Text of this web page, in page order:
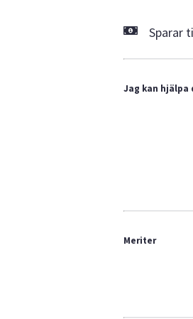
Sparar
Jag kan hjälpa
Meriter